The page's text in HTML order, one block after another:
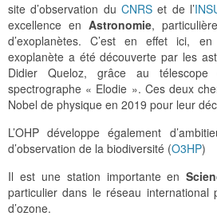
site d’observation duCNRS et de l’
excellence en Astronomie,
d’exoplanètes. C’est en effet ici,
exoplanète a été découverte par les
Didier Queloz, grâce au
spectrographe « Elodie ». Ces deux
Nobel de physique en 2019 pour leur
L’OHP développe également
d’observation de la biodiversité (O3HP)
Il est une station importante en
particulier dans le réseau international
d’ozone.